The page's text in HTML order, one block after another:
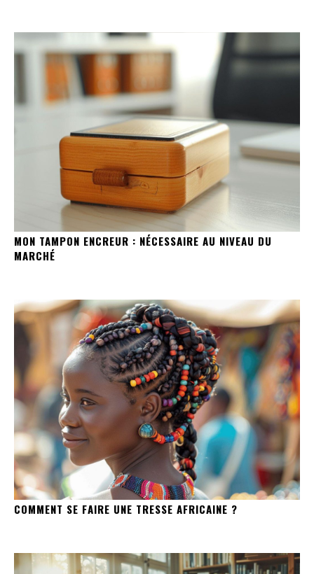
MON TAMPON ENCREUR : NÉCESSAIRE AU NIVEAU DU
MARCHÉ
COMMENT SE FAIRE UNE TRESSE AFRICAINE ?